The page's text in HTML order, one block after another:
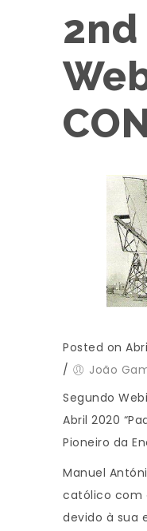
2nd
Posted on
/
João
Segundo
Abril 2020
Pioneiro da
Manuel
católico com
devido à sua